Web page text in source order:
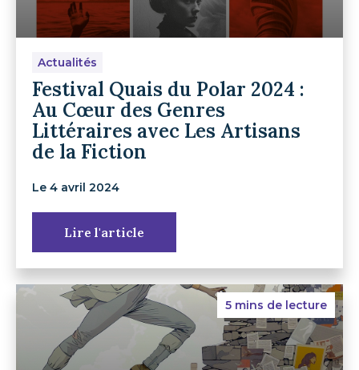
Actualités
Festival Quais du Polar 2024 :
Au Cœur des Genres
Littéraires avec Les Artisans
de la Fiction
Le 4 avril 2024
Lire l'article
5 mins de lecture